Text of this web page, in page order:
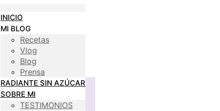
INICIO
MI BLOG
Recetas
Vlog
Blog
Prensa
RADIANTE SIN AZÚCAR
SOBRE MI
TESTIMONIOS